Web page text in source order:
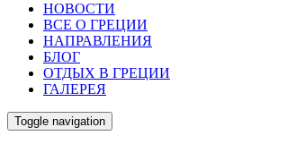
НОВОСТИ
ВСЕ О ГРЕЦИИ
НАПРАВЛЕНИЯ
БЛОГ
ОТДЫХ В ГРЕЦИИ
ГАЛЕРЕЯ
Toggle navigation